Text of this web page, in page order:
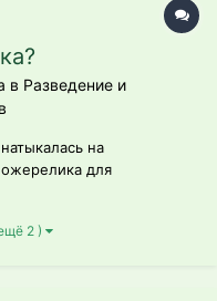
в Разведение и
на
для
ли искать и
уже здесь же,
2 )